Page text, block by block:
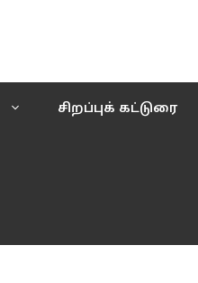
சிறப்புக் கட்டுரை